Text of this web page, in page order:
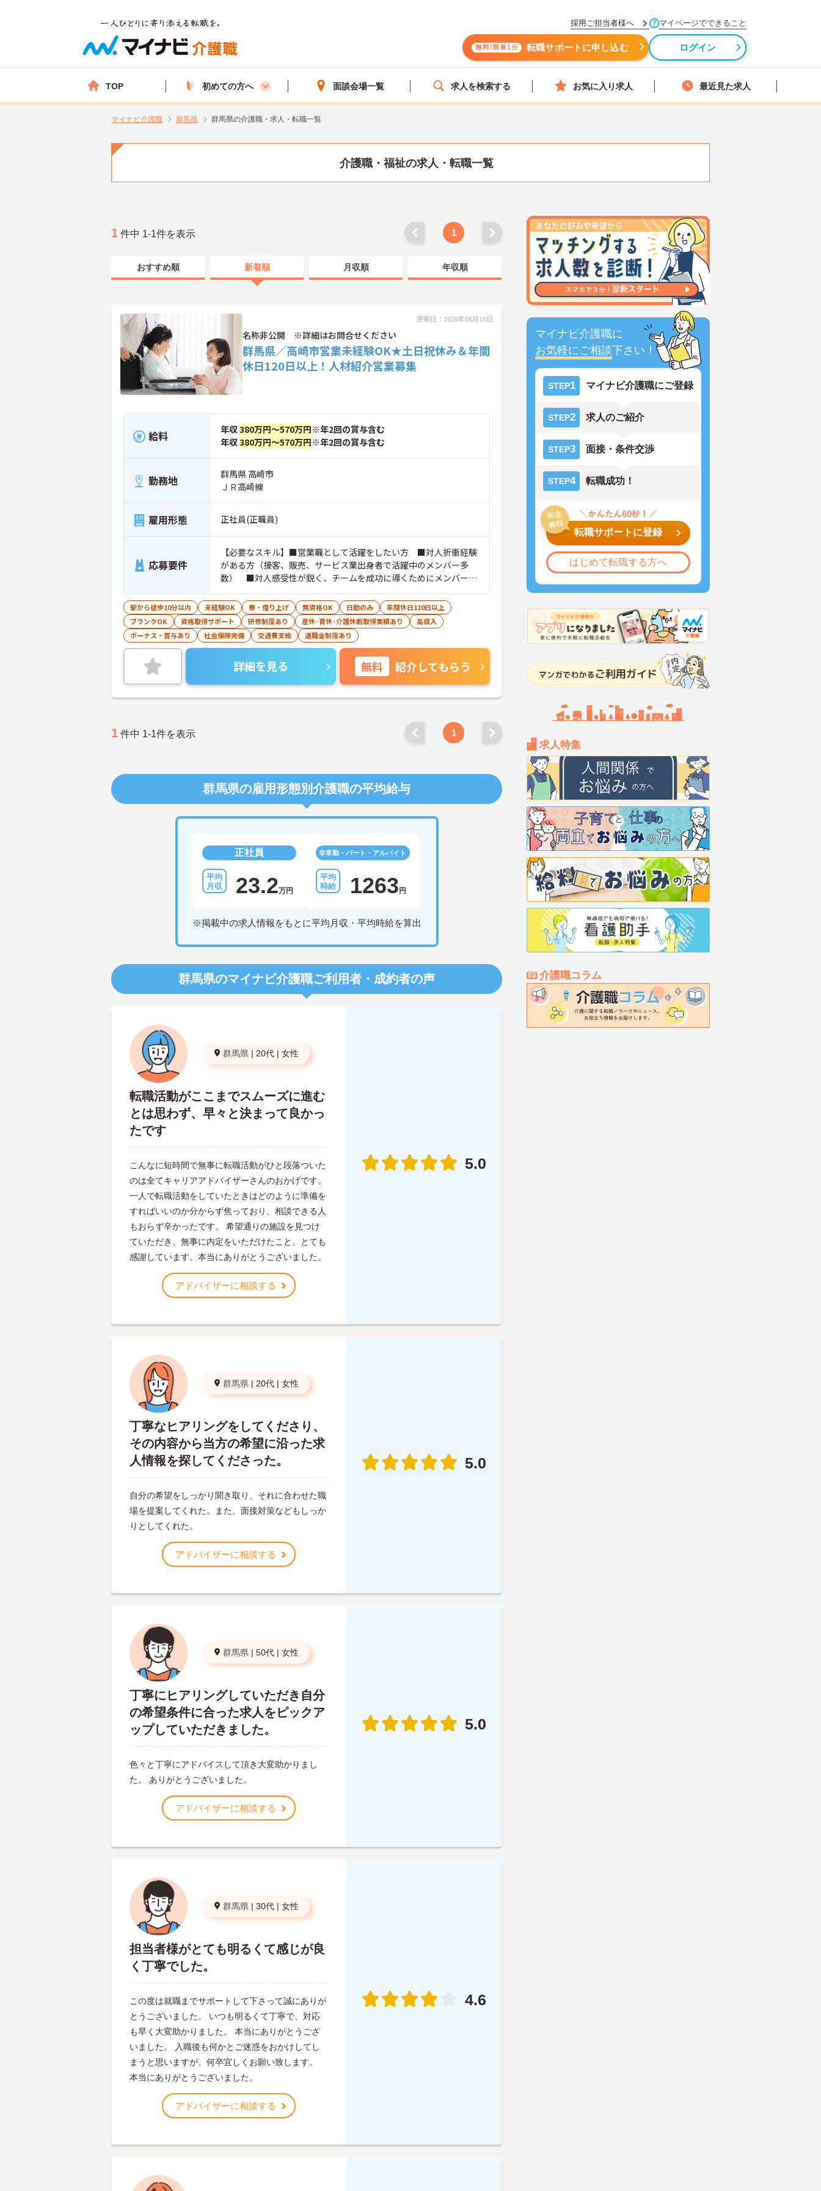
採用ご担当者様へ マイページでできること
無料!簡単1分 転職サポートに申し込む ログイン
TOP 初めての方へ 面談会場一覧 求人を検索する お気に入り求人 最近見た求人
マイナビ介護職 群馬県 群馬県の介護職・求人・転職一覧
介護職・福祉の求人・転職一覧
マイナビ介護職に
お気軽にご相談下さい！
STEP1 マイナビ介護職にご登録
STEP2 求人のご紹介
STEP3 面接・条件交渉
STEP4 転職成功！
転職サポートに登録
はじめて転職する方へ
求人特集
介護職コラム
1 件中 1-1件を表示 1
おすすめ順 新着順 月収順 年収順
更新日：2026年06月16日
名称非公開 ※詳細はお問合せください
群馬県／高崎市営業未経験OK★土日祝休み＆年間
休日120日以上！人材紹介営業募集
給料 年収380万円～570万円※年2回の賞与含む
年収380万円～570万円※年2回の賞与含む
勤務地
群馬県 高崎市
ＪＲ高崎線
雇用形態 正社員(正職員)
応募要件
【必要なスキル】■営業職として活躍をしたい方 ■対人折衝経験
がある方（接客、販売、サービス業出身者で活躍中のメンバー多
数） ■対人感受性が鋭く、チームを成功に導くためにメンバーに
情熱的に働きかけられる方 【求められる人物像】■指示待ちではな
く、自分で考え抜き、それを行動に移せる方■物事を柔軟に受け入
れられる方■目的意識が高い方
駅から徒歩10分以内 未経験OK 寮・借り上げ 無資格OK 日勤のみ
年間休日110日以上
ブランクOK
資格取得サポート 研修制度あり 産休･育休･介護休暇取得実績あり
高収入
ボーナス・賞与あり
社会保険完備 交通費支給 退職金制度あり
詳細を見る 無料 紹介してもらう
1 件中 1-1件を表示 1
群馬県の雇用形態別介護職の平均給与
正社員
23.2万円
非常勤・パート・アルバイト
1263 円
※掲載中の求人情報をもとに平均月収・平均時給を算出
群馬県のマイナビ介護職ご利用者・成約者の声
群馬県 | 20代 | 女性
転職活動がここまでスムーズに進む
とは思わず、早々と決まって良かっ
たです
こんなに短時間で無事に転職活動がひと段落ついた
のは全てキャリアアドバイザーさんのおかげです。
一人で転職活動をしていたときはどのように準備を
すればいいのか分からず焦っており、相談できる人
もおらず辛かったです。 希望通りの施設を見つけ
ていただき、無事に内定をいただけたこと、とても
感謝しています。本当にありがとうございました。
アドバイザーに相談する
5.0
群馬県 | 20代 | 女性
丁寧なヒアリングをしてくださり、
その内容から当方の希望に沿った求
人情報を探してくださった。
自分の希望をしっかり聞き取り、それに合わせた職
場を提案してくれた。また、面接対策などもしっか
りとしてくれた。
アドバイザーに相談する
5.0
群馬県 | 50代 | 女性
丁寧にヒアリングしていただき自分
の希望条件に合った求人をピックア
ップしていただきました。
色々と丁寧にアドバイスして頂き大変助かりまし
た。 ありがとうございました。
アドバイザーに相談する
5.0
群馬県 | 30代 | 女性
担当者様がとても明るくて感じが良
く丁寧でした。
この度は就職までサポートして下さって誠にありが
とうございました。 いつも明るくて丁寧で、対応
も早く大変助かりました。 本当にありがとうござ
いました。 入職後も何かとご迷惑をおかけしてし
まうと思いますが、何卒宜しくお願い致します。
本当にありがとうございました。
アドバイザーに相談する
4.6